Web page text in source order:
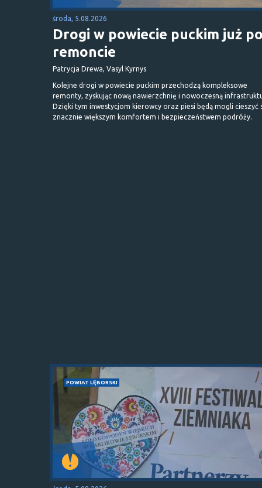
środa, 5.08.2026
Drogi w powiecie puckim już
remoncie
Patrycja Drewa, Vasyl Kyrnys
Kolejne drogi w powiecie puckim przechodzą kompleksowe
remonty, zyskując nową nawierzchnię i nowoczesną
Dzięki tym inwestycjom kierowcy oraz piesi będą mogli cieszyć
znacznie większym komfortem i bezpieczeństwem podróży.
POWIAT LĘBORSKI